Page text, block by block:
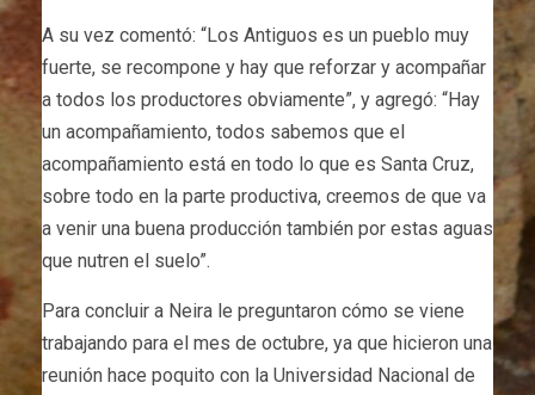
A su vez comentó: “Los Antiguos es un pueblo muy
fuerte, se recompone y hay que reforzar y acompañar
a todos los productores obviamente”, y agregó: “Hay
un acompañamiento, todos sabemos que el
acompañamiento está en todo lo que es Santa Cruz,
sobre todo en la parte productiva, creemos de que va
a venir una buena producción también por estas aguas
que nutren el suelo”.
Para concluir a Neira le preguntaron cómo se viene
trabajando para el mes de octubre, ya que hicieron una
reunión hace poquito con la Universidad Nacional de